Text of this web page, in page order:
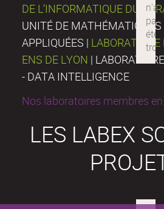
DE L’INFORMATIQUE DU
UNITÉ DE MATHÉMATIQUES
APPLIQUÉES |
ENS DE LYON |
- DATA INTELLIGENCE
Nos laboratoires membres
LES LABEX